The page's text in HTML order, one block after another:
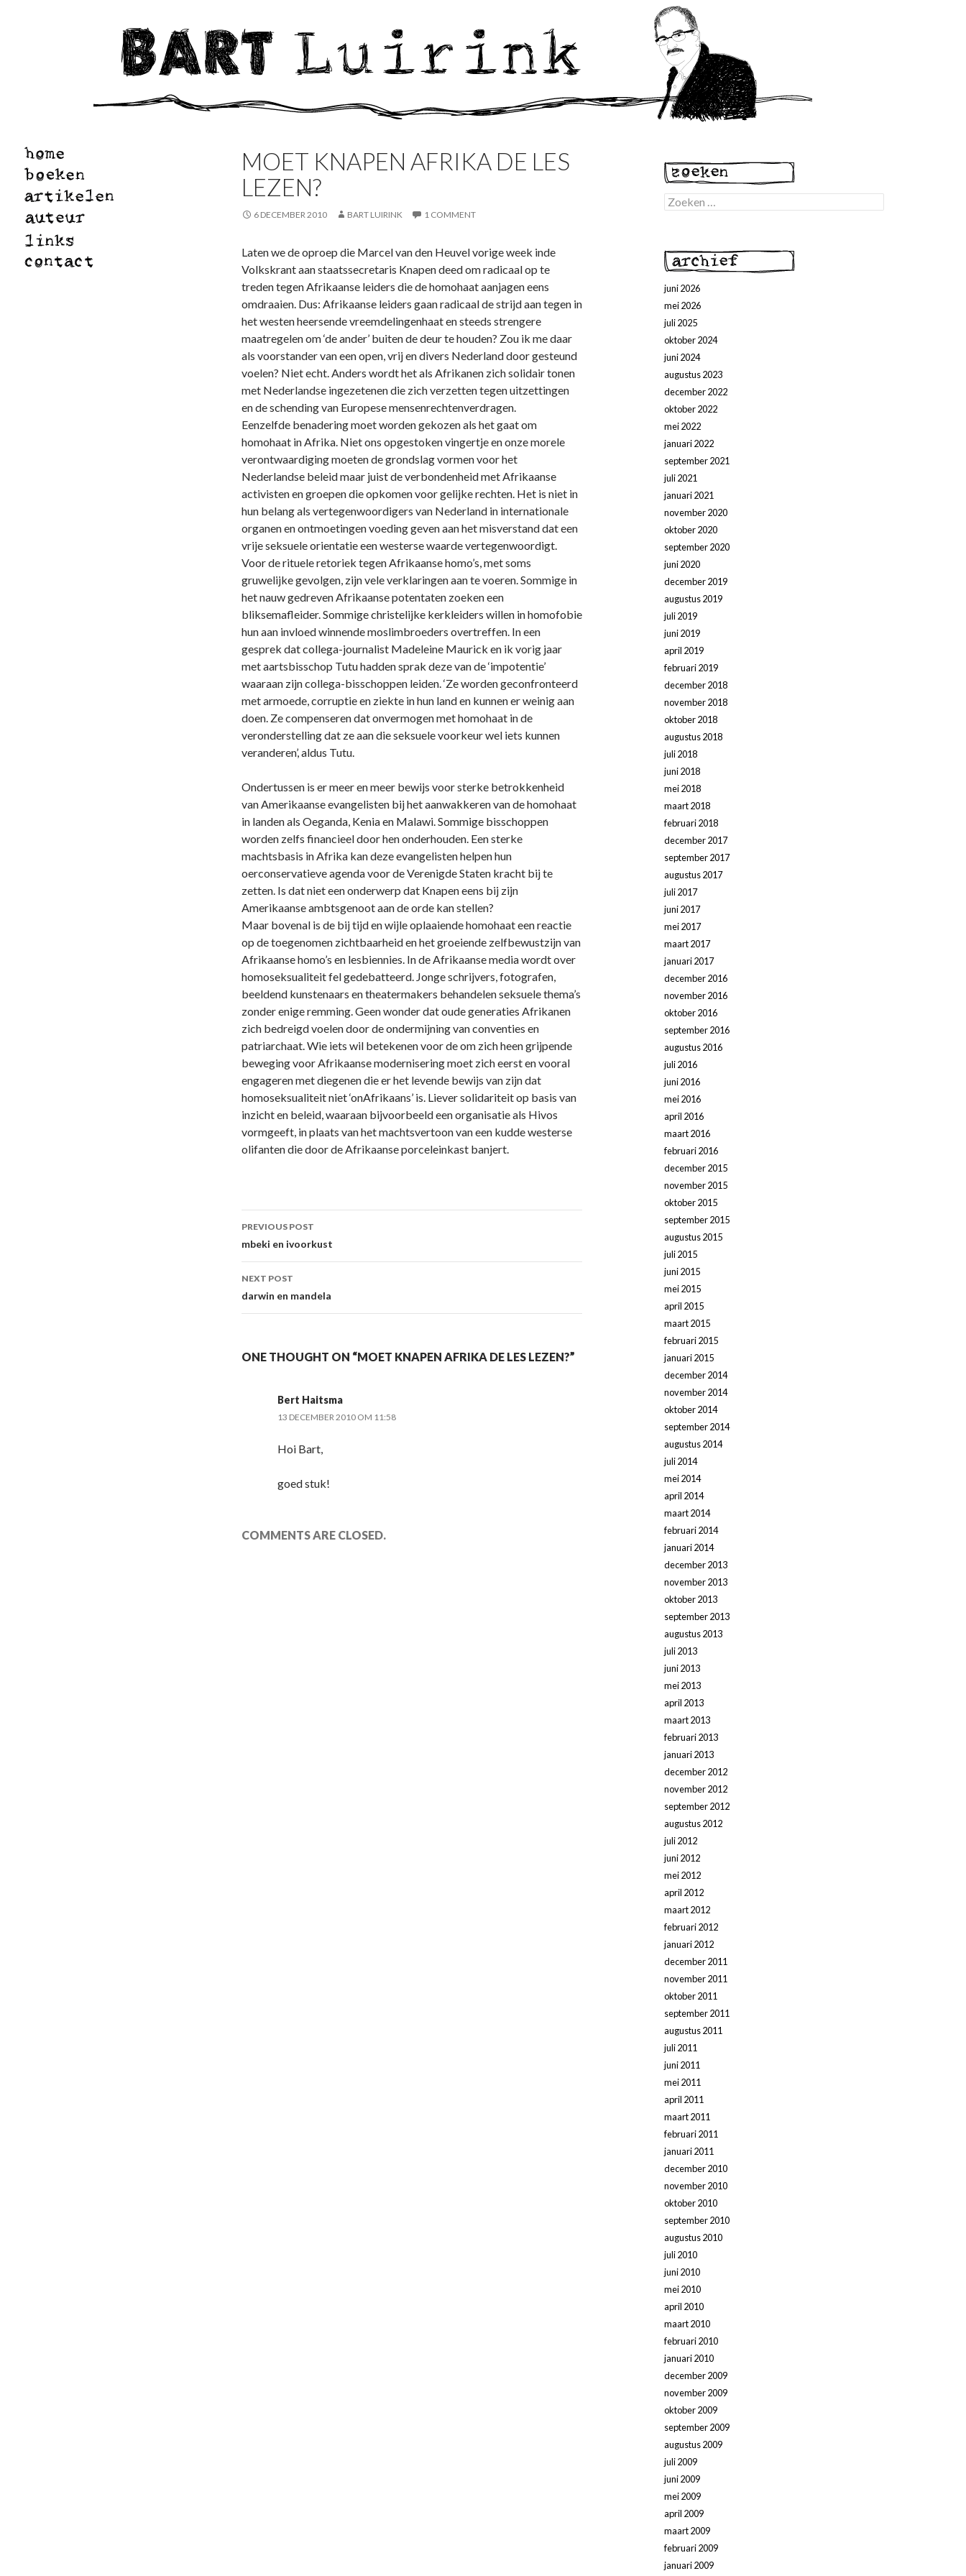
MOET KNAPEN AFRIKA DE LES
LEZEN?
6 DECEMBER 2010 BART LUIRINK 1 COMMENT
Laten we de oproep die Marcel van den Heuvel vorige week inde
Volkskrant aan staatssecretaris Knapen deed om radicaal op te
treden tegen Afrikaanse leiders die de homohaat aanjagen eens
omdraaien. Dus: Afrikaanse leiders gaan radicaal de strijd aan tegen in
het westen heersende vreemdelingenhaat en steeds strengere
maatregelen om ‘de ander’ buiten de deur te houden? Zou ik me daar
als voorstander van een open, vrij en divers Nederland door gesteund
voelen? Niet echt. Anders wordt het als Afrikanen zich solidair tonen
met Nederlandse ingezetenen die zich verzetten tegen uitzettingen
en de schending van Europese mensenrechtenverdragen.
Eenzelfde benadering moet worden gekozen als het gaat om
homohaat in Afrika. Niet ons opgestoken vingertje en onze morele
verontwaardiging moeten de grondslag vormen voor het
Nederlandse beleid maar juist de verbondenheid met Afrikaanse
activisten en groepen die opkomen voor gelijke rechten. Het is niet in
hun belang als vertegenwoordigers van Nederland in internationale
organen en ontmoetingen voeding geven aan het misverstand dat een
vrije seksuele orientatie een westerse waarde vertegenwoordigt.
Voor de rituele retoriek tegen Afrikaanse homo’s, met soms
gruwelijke gevolgen, zijn vele verklaringen aan te voeren. Sommige in
het nauw gedreven Afrikaanse potentaten zoeken een
bliksemafleider. Sommige christelijke kerkleiders willen in homofobie
hun aan invloed winnende moslimbroeders overtreffen. In een
gesprek dat collega-journalist Madeleine Maurick en ik vorig jaar
met aartsbisschop Tutu hadden sprak deze van de ‘impotentie’
waaraan zijn collega-bisschoppen leiden. ‘Ze worden geconfronteerd
met armoede, corruptie en ziekte in hun land en kunnen er weinig aan
doen. Ze compenseren dat onvermogen met homohaat in de
veronderstelling dat ze aan die seksuele voorkeur wel iets kunnen
veranderen’, aldus Tutu.
Ondertussen is er meer en meer bewijs voor sterke betrokkenheid
van Amerikaanse evangelisten bij het aanwakkeren van de homohaat
in landen als Oeganda, Kenia en Malawi. Sommige bisschoppen
worden zelfs financieel door hen onderhouden. Een sterke
machtsbasis in Afrika kan deze evangelisten helpen hun
oerconservatieve agenda voor de Verenigde Staten kracht bij te
zetten. Is dat niet een onderwerp dat Knapen eens bij zijn
Amerikaanse ambtsgenoot aan de orde kan stellen?
Maar bovenal is de bij tijd en wijle oplaaiende homohaat een reactie
op de toegenomen zichtbaarheid en het groeiende zelfbewustzijn van
Afrikaanse homo’s en lesbiennies. In de Afrikaanse media wordt over
homoseksualiteit fel gedebatteerd. Jonge schrijvers, fotografen,
beeldend kunstenaars en theatermakers behandelen seksuele thema’s
zonder enige remming. Geen wonder dat oude generaties Afrikanen
zich bedreigd voelen door de ondermijning van conventies en
patriarchaat. Wie iets wil betekenen voor de om zich heen grijpende
beweging voor Afrikaanse modernisering moet zich eerst en vooral
engageren met diegenen die er het levende bewijs van zijn dat
homoseksualiteit niet ‘onAfrikaans’ is. Liever solidariteit op basis van
inzicht en beleid, waaraan bijvoorbeeld een organisatie als Hivos
vormgeeft, in plaats van het machtsvertoon van een kudde westerse
olifanten die door de Afrikaanse porceleinkast banjert.
Post
navigation
PREVIOUS POST
mbeki en ivoorkust
NEXT POST
darwin en mandela
ONE THOUGHT ON “MOET KNAPEN AFRIKA DE LES LEZEN?”
Bert Haitsma
13 DECEMBER 2010 OM 11:58
Hoi Bart,
goed stuk!
COMMENTS ARE CLOSED.
Zoeken
naar:
juni 2026
mei 2026
juli 2025
oktober 2024
juni 2024
augustus 2023
december 2022
oktober 2022
mei 2022
januari 2022
september 2021
juli 2021
januari 2021
november 2020
oktober 2020
september 2020
juni 2020
december 2019
augustus 2019
juli 2019
juni 2019
april 2019
februari 2019
december 2018
november 2018
oktober 2018
augustus 2018
juli 2018
juni 2018
mei 2018
maart 2018
februari 2018
december 2017
september 2017
augustus 2017
juli 2017
juni 2017
mei 2017
maart 2017
januari 2017
december 2016
november 2016
oktober 2016
september 2016
augustus 2016
juli 2016
juni 2016
mei 2016
april 2016
maart 2016
februari 2016
december 2015
november 2015
oktober 2015
september 2015
augustus 2015
juli 2015
juni 2015
mei 2015
april 2015
maart 2015
februari 2015
januari 2015
december 2014
november 2014
oktober 2014
september 2014
augustus 2014
juli 2014
mei 2014
april 2014
maart 2014
februari 2014
januari 2014
december 2013
november 2013
oktober 2013
september 2013
augustus 2013
juli 2013
juni 2013
mei 2013
april 2013
maart 2013
februari 2013
januari 2013
december 2012
november 2012
september 2012
augustus 2012
juli 2012
juni 2012
mei 2012
april 2012
maart 2012
februari 2012
januari 2012
december 2011
november 2011
oktober 2011
september 2011
augustus 2011
juli 2011
juni 2011
mei 2011
april 2011
maart 2011
februari 2011
januari 2011
december 2010
november 2010
oktober 2010
september 2010
augustus 2010
juli 2010
juni 2010
mei 2010
april 2010
maart 2010
februari 2010
januari 2010
december 2009
november 2009
oktober 2009
september 2009
augustus 2009
juli 2009
juni 2009
mei 2009
april 2009
maart 2009
februari 2009
januari 2009